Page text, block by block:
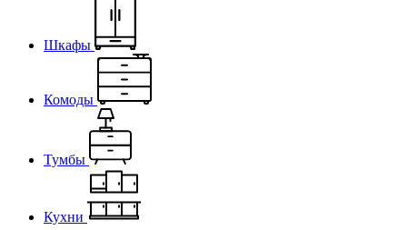
Шкафы
Комоды
Тумбы
Кухни